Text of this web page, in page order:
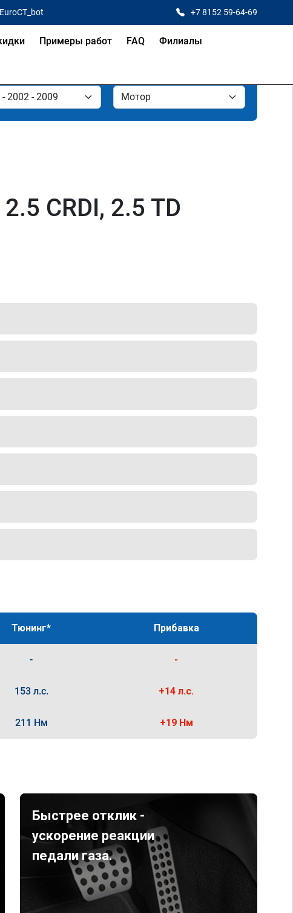
+7 8152 59-64-69
Примеры работ FAQ Филиалы
CRDI, 2.5 TD
Тюнинг* Прибавка
- -
153 л.с. +14 л.с.
211 Нм +19 Нм
Быстрее отклик -
ускорение реакции
педали газа.